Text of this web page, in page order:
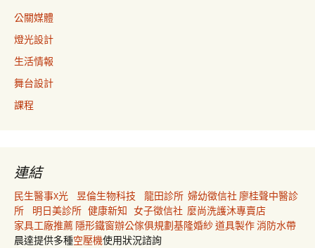
公關媒體
燈光設計
生活情報
舞台設計
課程
連結
民生醫事X光 昱倫生物科技 龍田診所 婦幼徵信社 廖桂聲中醫診
所
明日美診所 健康新知 女子徵信社 麼尚洗護沐專賣店
家具工廠推薦 隱形鐵窗辦公傢俱規劃基隆婚紗道具製作消防水帶
晨達提供多種空壓機使用狀況諮詢